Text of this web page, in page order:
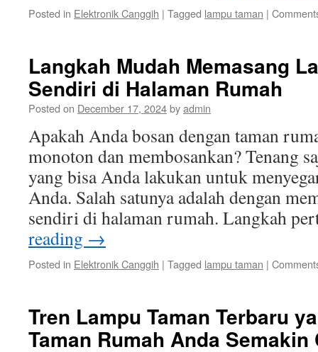
Posted in Elektronik Canggih | Tagged lampu taman |
Langkah Mudah Memasang
Sendiri di Halaman Rumah
Posted on December 17, 2024byadmin
Apakah Anda bosan dengan taman
monoton dan membosankan? Tenang
yang bisa Anda lakukan untuk
Anda. Salah satunya adalah dengan
sendiri di halaman rumah. Langkah
reading →
Posted in Elektronik Canggih | Tagged lampu taman |
Tren Lampu Taman Terbaru
Taman Rumah Anda Semakin